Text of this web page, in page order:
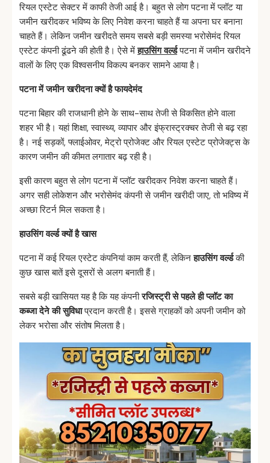
रियल एस्टेट सेक्टर में काफी तेजी आई है। बहुत से लोग पटना में प्लॉट या
जमीन खरीदकर भविष्य के लिए निवेश करना चाहते हैं या अपना घर बनाना
चाहते हैं। लेकिन जमीन खरीदते समय सबसे बड़ी समस्या भरोसेमंद रियल
एस्टेट कंपनी ढूंढने की होती है। ऐसे मेंहाउसिंग वर्ल्डपटना में जमीन खरीदने
वालों के लिए एक विश्वसनीय विकल्प बनकर सामने आया है।
पटनामेंजमीनखरीदनाक्योंहैफायदेमंद
पटना बिहार की राजधानी होने के साथ-साथ तेजी से विकसित होने वाला
शहर भी है। यहां शिक्षा, स्वास्थ्य, व्यापार और इंफ्रास्ट्रक्चर तेजी से बढ़ रहा
है। नई सड़कों, फ्लाईओवर, मेट्रो प्रोजेक्ट और रियल एस्टेट प्रोजेक्ट्स के
कारण जमीन की कीमत लगातार बढ़ रही है।
इसी कारण बहुत से लोग पटना में प्लॉट खरीदकर निवेश करना चाहते हैं।
अगर सही लोकेशन और भरोसेमंद कंपनी से जमीन खरीदी जाए, तो भविष्य में
अच्छा रिटर्न मिल सकता है।
हाउसिंगवर्ल्डक्योंहैखास
पटना में कई रियल एस्टेट कंपनियां काम करती हैं, लेकिनहाउसिंगवर्ल्डकी
कुछ खास बातें इसे दूसरों से अलग बनाती हैं।
सबसे बड़ी खासियत यह है कि यह कंपनीरजिस्ट्रीसेपहलेहीप्लॉटका
कब्जादेनेकीसुविधाप्रदान करती है। इससे ग्राहकों को अपनी जमीन को
लेकर भरोसा और संतोष मिलता है।